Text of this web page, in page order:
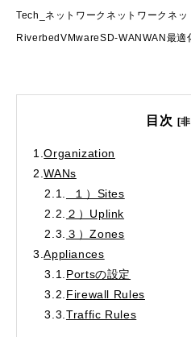
Tech_ネットワーク ネットワーク ネッ
RiverbedVMwareSD-WAN WAN最適
目次 [
1.Organization
2.WANs
2.1.
１）Sites
2.2. ２）Uplink
2.3. ３）Zones
3.Appliances
3.1.Portsの設定
3.2.Firewall Rules
3.3.Traffic Rules